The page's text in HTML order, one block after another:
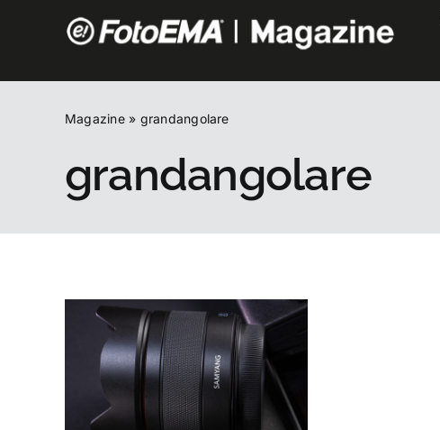
Magazine» grandangolare
grandangolare